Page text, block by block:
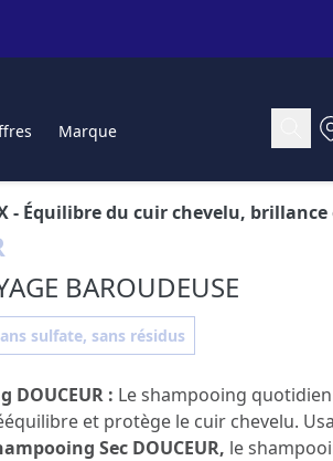
Marque
- Équilibre du cuir chevelu,
BAROUDEUSE
sulfate, sans résidus
DOUCEUR: Le shampooing
et protège le cuir chevelu.
Sec DOUCEUR, le